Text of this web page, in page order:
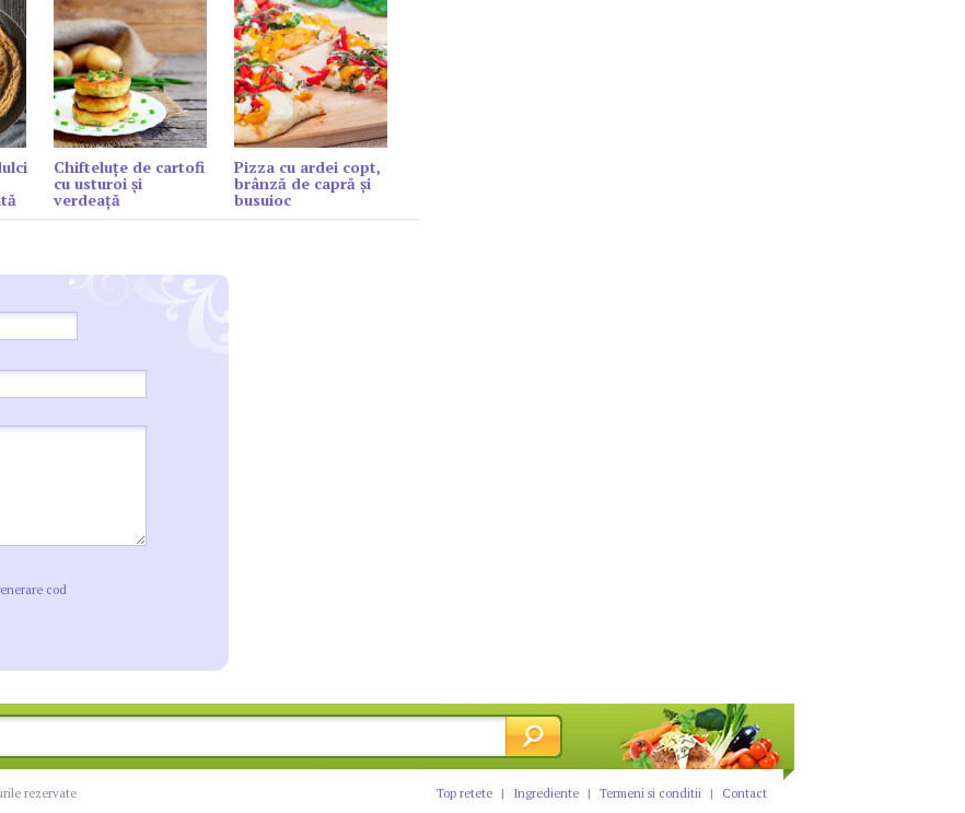
Chifteluțe de cartofi
cu usturoi și
verdeață
Pizza cu ardei copt,
brânză de capră şi
busuioc
cod
rezervate Top retete | Ingrediente | Termeni si conditii | Contact